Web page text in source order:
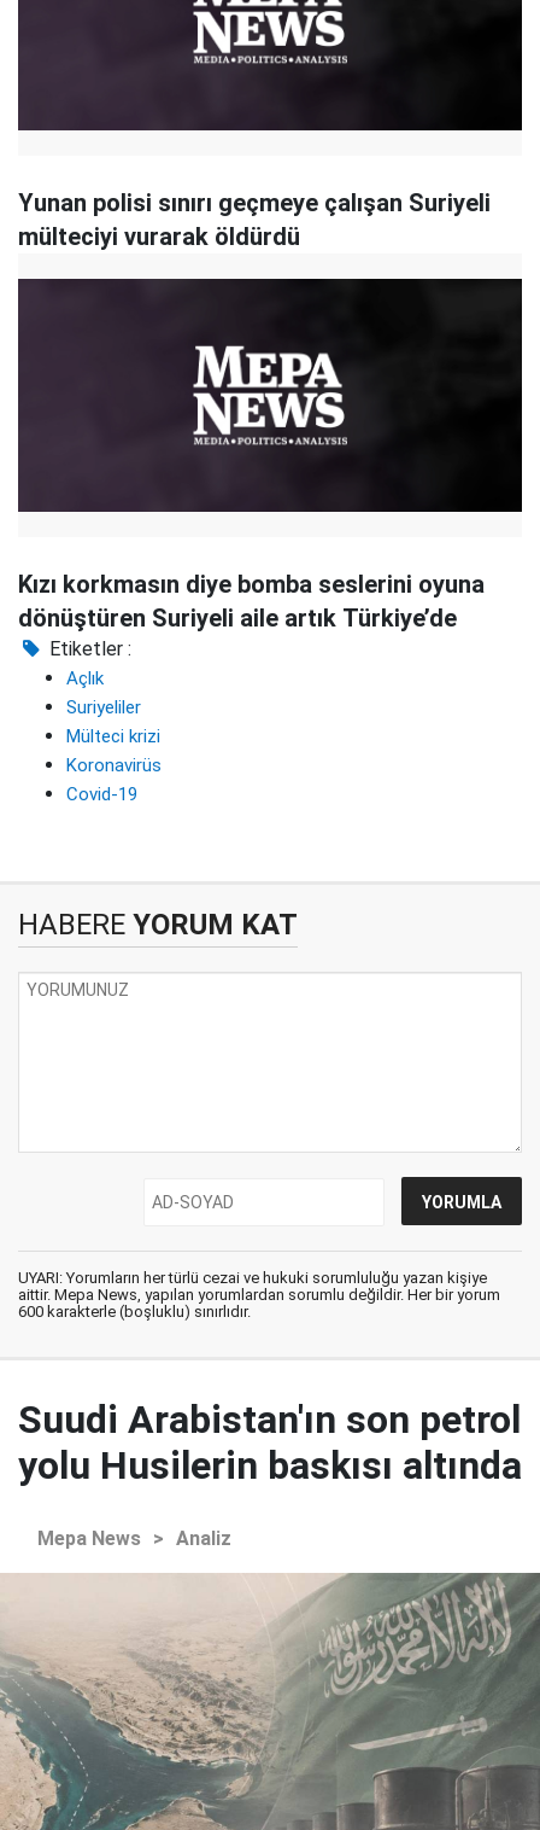
Yunan polisi sınırı geçmeye çalışan Suriyeli
mülteciyi vurarak öldürdü
Kızı korkmasın diye bomba seslerini oyuna
dönüştüren Suriyeli aile artık Türkiye’de
Etiketler :
Açlık
Suriyeliler
Mülteci krizi
Koronavirüs
Covid-19
HABERE YORUM KAT
UYARI: Yorumların her türlü cezai ve hukuki sorumluluğu yazan kişiye
aittir. Mepa News, yapılan yorumlardan sorumlu değildir. Her bir yorum
600 karakterle (boşluklu) sınırlıdır.
Suudi Arabistan'ın son petrol
yolu Husilerin baskısı altında
Mepa News > Analiz